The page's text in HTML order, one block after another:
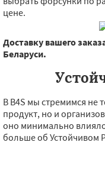
цене.
Доставку вашего
Беларуси.
В B4S мы стремимся не
продукт, но и
оно минимально
больше об Устойчивом